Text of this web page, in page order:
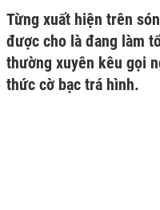
Từng xuất hiện trên
được cho là đang làm
thường xuyên kêu gọi
thức cờ bạc trá hình.